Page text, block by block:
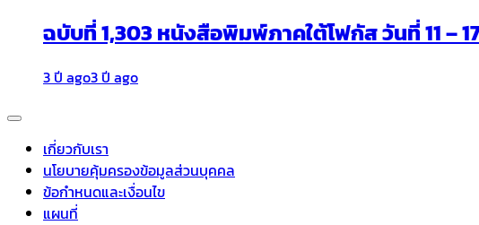
ฉบับที่ 1,303 หนังสือพิมพ์ภาคใต้โฟกัส วันที่ 11 –
3 ปี ago3 ปี ago
เกี่ยวกับเรา
นโยบายคุ้มครองข้อมูลส่วนบุคคล
ข้อกำหนดและเงื่อนไข
แผนที่